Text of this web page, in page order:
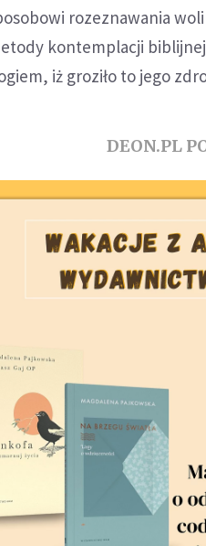
rozeznawania
kontemplacji
iż groziło to jego
DEON.PL